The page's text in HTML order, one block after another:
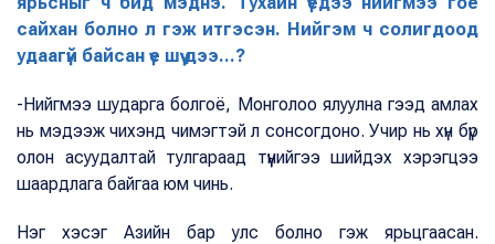
сайхан болно л гэж итгэсэн. Нийгэм ч солигдоод
удаагүй байсан үе шүү дээ...?
-Нийгмээ шударга болгоё, Монголоо ялуулна гээд амлах
нь мэдээж чихэнд чимэгтэй л сонсогдоно. Учир нь хүн бүр
олон асуудалтай тулгараад түүнийгээ шийдэх хэрэгцээ
шаардлага байгаа юм чинь.
Нэг хэсэг Азийн бар улс болно гэж ярьцгаасан.